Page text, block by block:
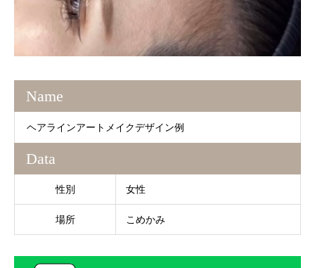
Name
ヘアラインアートメイクデザイン例
Data
性別 女性
場所 こめかみ